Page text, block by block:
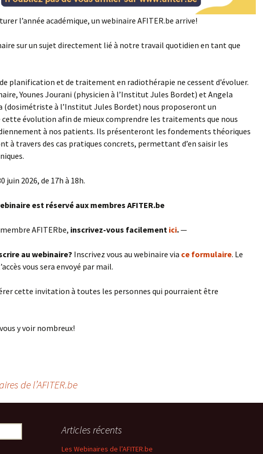
l’année académique, un webinaire AFITER.be arrive!
sur un sujet directement lié à notre travail quotidien en tant que
planification et de traitement en radiothérapie ne cessent d’évoluer.
Younes Jourani (physicien à l’Institut Jules Bordet) et Angela
(dosimétriste à l’Institut Jules Bordet) nous proposeront un
évolution afin de mieux comprendre les traitements que nous
à nos patients. Ils présenteront les fondements théoriques
à travers des cas pratiques concrets, permettant d’en saisir les
juin 2026, de 17h à 18h.
est réservé aux membres AFITER.be
AFITERbe, inscrivez-vous facilement ici.—
au webinaire? Inscrivez vous au webinaire via ce formulaire. Le
vous sera envoyé par mail.
cette invitation à toutes les personnes qui pourraient être
y voir nombreux!
de l’AFITER.be
Articles récents
Les Webinaires de l’AFITER.be